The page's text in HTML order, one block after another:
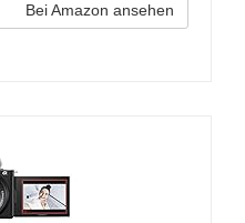
Bei Amazon ansehen